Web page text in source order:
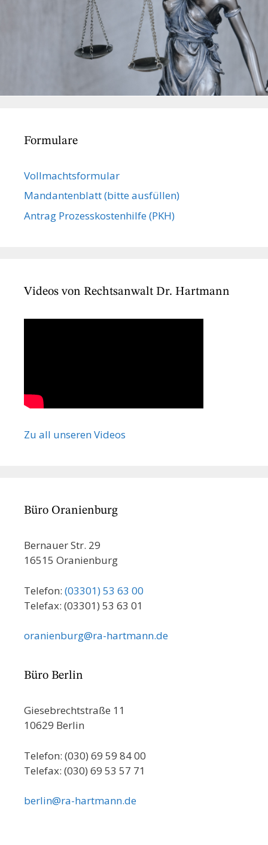
Formulare
Vollmachts­formular
Mandanten­blatt (bitte ausfüllen)
Antrag Prozesskostenhilfe (PKH)
Videos von Rechtsanwalt Dr. Hartmann
Zu all unseren Videos
Büro Oranienburg
Bernauer Str. 29
16515 Oranienburg
Telefon: (03301) 53 63 00
Telefax: (03301) 53 63 01
oranienburg@ra-hartmann.de
Büro Berlin
Giesebrechtstraße 11
10629 Berlin
Telefon: (030) 69 59 84 00
Telefax: (030) 69 53 57 71
berlin@ra-hartmann.de